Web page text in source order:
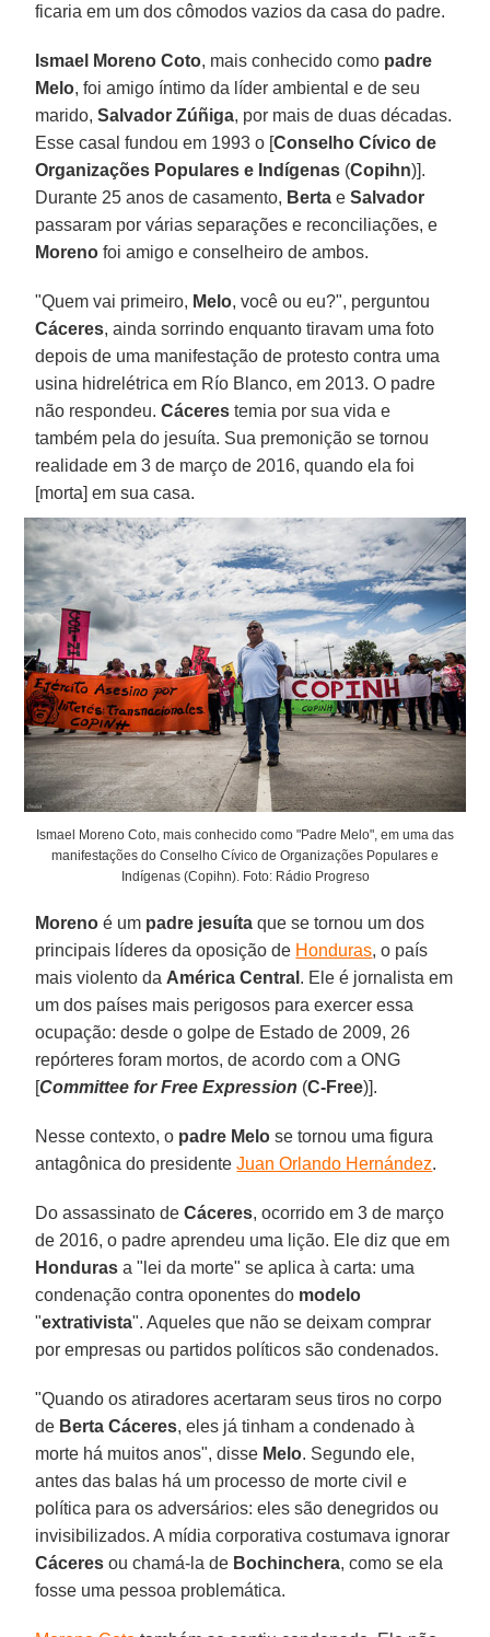
ficaria em um dos cômodos vazios da casa do padre.
Ismael Moreno Coto, mais conhecido como padre
Melo, foi amigo íntimo da líder ambiental e de seu
marido,Salvador Zúñiga, por mais de duas décadas.
Esse casal fundou em 1993 o [Conselho Cívico de
Organizações Populares e Indígenas (Copihn)].
Durante 25 anos de casamento, Berta eSalvador
passaram por várias separações e reconciliações, e
Moreno foi amigo e conselheiro de ambos.
"Quem vai primeiro, Melo, você ou eu?", perguntou
Cáceres, ainda sorrindo enquanto tiravam uma foto
depois de uma manifestação de protesto contra uma
usina hidrelétrica em Río Blanco, em 2013. O padre
não respondeu.Cáceres temia por sua vida e
também pela do jesuíta. Sua premonição se tornou
realidade em 3 de março de 2016, quando ela foi
[morta] em sua casa.
Ismael Moreno Coto, mais conhecido como "Padre Melo", em uma das
manifestações do Conselho Cívico de Organizações Populares e
Indígenas (Copihn). Foto: Rádio Progreso
Moreno é um padre jesuíta que se tornou um dos
principais líderes da oposição de Honduras, o país
mais violento da América Central . Ele é jornalista em
um dos países mais perigosos para exercer essa
ocupação: desde o golpe de Estado de 2009, 26
repórteres foram mortos, de acordo com a ONG
[Committee for Free Expression (C-Free)].
Nesse contexto, o padre Melo se tornou uma figura
antagônica do presidenteJuan Orlando Hernández.
Do assassinato deCáceres, ocorrido em 3 de março
de 2016, o padre aprendeu uma lição. Ele diz que em
Honduras a "lei da morte" se aplica à carta: uma
condenação contra oponentes do modelo
"extrativista". Aqueles que não se deixam comprar
por empresas ou partidos políticos são condenados.
"Quando os atiradores acertaram seus tiros no corpo
de Berta Cáceres, eles já tinham a condenado à
morte há muitos anos", disse Melo. Segundo ele,
antes das balas há um processo de morte civil e
política para os adversários: eles são denegridos ou
invisibilizados. A mídia corporativa costumava ignorar
Cáceres ou chamá-la de Bochinchera, como se ela
fosse uma pessoa problemática.